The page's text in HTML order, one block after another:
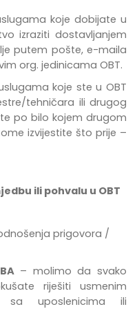
koje dobijate u
izraziti dostavljanjem
putem pošte, e-maila
org. jedinicama OBT.
koje ste u OBT
tehničara ili drugog
po bilo kojem drugom
izvijestite što prije –
ili pohvalu u OBT
prigovora /
– molimo da svako
riješiti usmenim
sa uposlenicima ili